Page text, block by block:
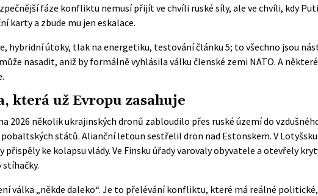
fáze konfliktu nemusí přijít ve chvíli ruské síly, ale ve chvíli, kdy
karty a zbude mu jen eskalace.
hybridní útoky, tlak na energetiku, testování článku 5; to všechno jsou
nasadit, aniž by formálně vyhlásila válku členské zemi NATO. A
která už Evropu zasahuje
2026 několik ukrajinských dronů zabloudilo přes ruské území do
pobaltských států. Alianční letoun sestřelil dron nad Estonskem. V
přispěly ke kolapsu vlády. Ve Finsku úřady varovaly obyvatele a otevřely
stíhačky.
válka „někde daleko“. Je to přelévání konfliktu, které má reálné